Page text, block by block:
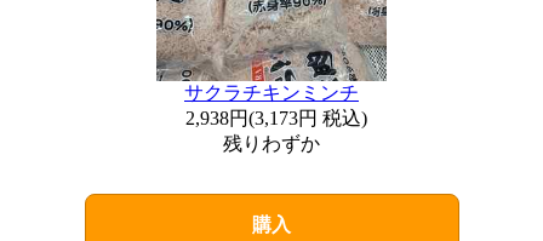
サクラチキンミンチ
2,938円(3,173円 税込)
残りわずか
購入